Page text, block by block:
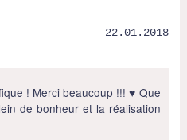
22.01.2018
! Merci beaucoup !!! ♥ Que
de bonheur et la réalisation